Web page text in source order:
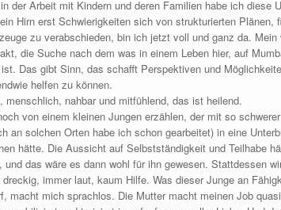
der Arbeit mit Kindern und deren Familien habe ich diese
Hirn erst Schwierigkeiten sich von strukturierten Plänen,
zu verabschieden, bin ich jetzt voll und ganz da.
die Suche nach dem was in einem Leben hier, auf
Das gibt Sinn, das schafft Perspektiven und
helfen zu können.
menschlich, nahbar und mitfühlend, das ist heilend.
von einem kleinen Jungen erzählen, der mit so
an solchen Orten habe ich schon gearbeitet) in eine
hätte. Die Aussicht auf Selbstständigkeit und Teilhabe
und das wäre es dann wohl für ihn gewesen. Stattdessen
immer laut, kaum Hilfe. Was dieser Junge an
macht mich sprachlos. Die Mutter macht meinen Job